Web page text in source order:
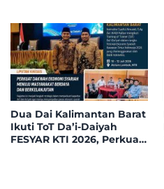
Pusat
Dua Dai Kalimantan Barat
Ikuti ToT Da’i-Daiyah
FESYAR KTI 2026, Perkuat